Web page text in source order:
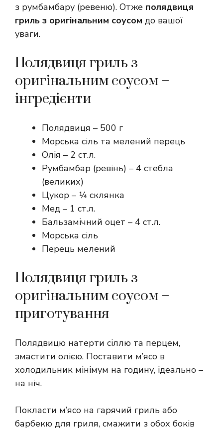
з румбамбару (ревеню). Отже полядвиця
гриль з оригінальним соусом до вашої
уваги.
Полядвиця гриль з
оригінальним соусом –
інгредієнти
Полядвиця – 500 г
Морська сіль та мелений перець
Олія – 2 ст.л.
Румбамбар (ревінь) – 4 стебла
(великих)
Цукор – ¼ склянка
Мед – 1 ст.л.
Бальзамічний оцет – 4 ст.л.
Морська сіль
Перець мелений
Полядвиця гриль з
оригінальним соусом –
приготування
Полядвицю натерти сіллю та перцем,
змастити олією. Поставити м’ясо в
холодильник мінімум на годину, ідеально –
на ніч.
Покласти м’ясо на гарячий гриль або
барбекю для гриля, смажити з обох боків